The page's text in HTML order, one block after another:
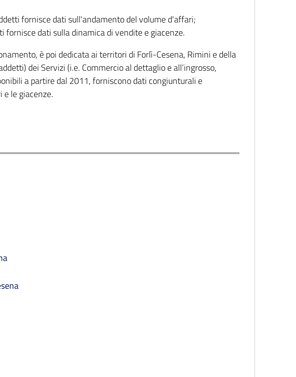
fornisce dati sull'andamento del volume d'affari;
dati sulla dinamica di vendite e giacenze.
è poi dedicata ai territori di Forlì-Cesena, Rimini e della
dei Servizi (i.e. Commercio al dettaglio e all’ingrosso,
a partire dal 2011, forniscono dati congiunturali e
le giacenze.